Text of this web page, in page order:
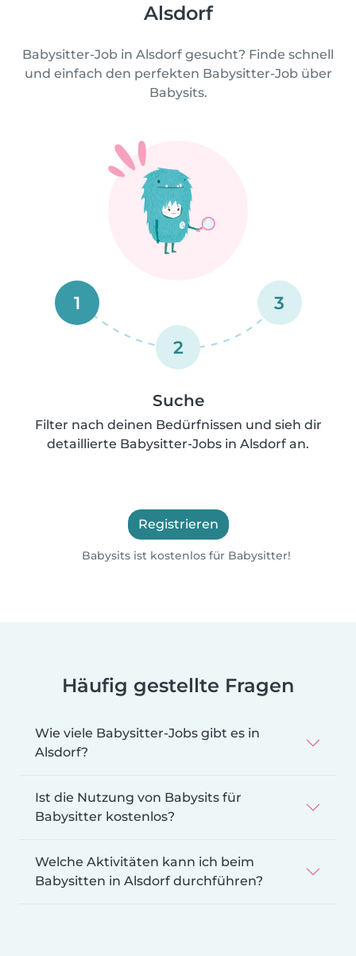
Alsdorf
Babysitter-Job in Alsdorf gesucht? Finde schnell
und einfach den perfekten Babysitter-Job über
Babysits.
1
2
3
Suche
Filter nach deinen Bedürfnissen und sieh dir
detaillierte Babysitter-Jobs in Alsdorf an.
Registrieren
Babysits ist kostenlos für Babysitter!
Häufig gestellte Fragen
Wie viele Babysitter-Jobs gibt es in
Alsdorf?
Ist die Nutzung von Babysits für
Babysitter kostenlos?
Welche Aktivitäten kann ich beim
Babysitten in Alsdorf durchführen?